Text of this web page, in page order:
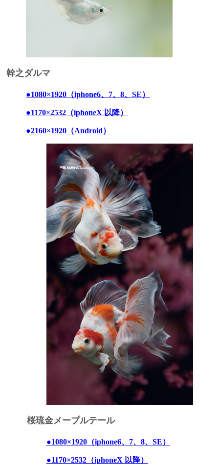
幹之ダルマ
●1080×1920（iphone6、7、8、SE）
●1170×2532（iphoneX 以降）
●2160×1920（Android）
桜琉金メープルテール
●1080×1920（iphone6、7、8、SE）
●1170×2532（iphoneX 以降）